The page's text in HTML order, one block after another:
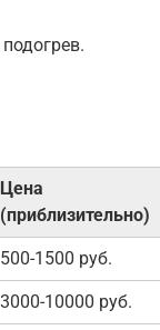
Цена
(приблизительно)
500-1500 руб.
3000-10000 руб.